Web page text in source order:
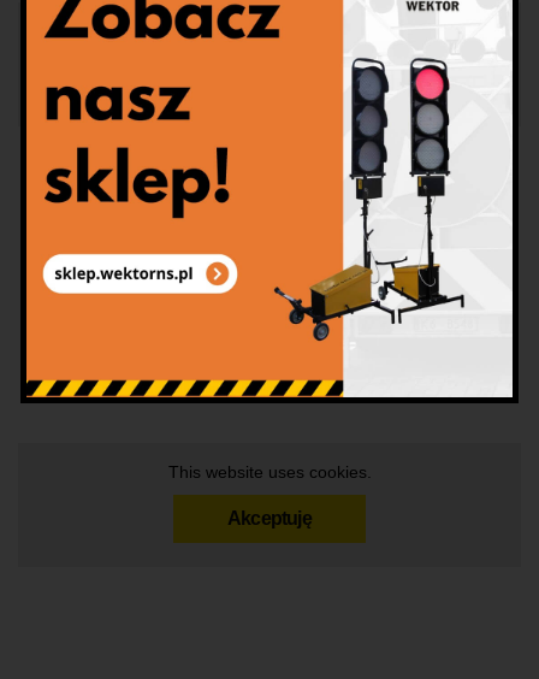
This website uses cookies.
This website uses cookies.
Akceptuję